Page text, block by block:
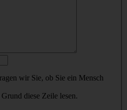
wir Sie, ob Sie ein Mensch
diese Zeile lesen.